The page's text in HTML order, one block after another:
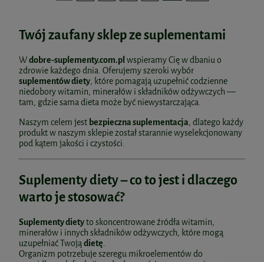
Twój zaufanysklep ze suplementami
Wdobre-suplementy.com.pl wspieramy Cię w dbaniu o
zdrowie każdego dnia. Oferujemy szeroki wybór
suplementów diety, które pomagają uzupełnić codzienne
niedobory witamin, minerałów i składników odżywczych —
tam, gdzie sama dieta może być niewystarczająca.
Naszym celem jest bezpieczna suplementacja, dlatego każdy
produkt w naszym sklepie został starannie wyselekcjonowany
pod kątem jakości i czystości.
Suplementy diety – co to jest i dlaczego
warto je stosować?
Suplementy dietyto skoncentrowane źródła witamin,
minerałów i innych składników odżywczych, które mogą
uzupełniać Twojądietę.
Organizm potrzebuje szeregu mikroelementów do